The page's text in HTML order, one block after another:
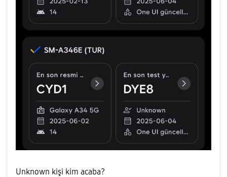
Unknown kişi kim acaba?